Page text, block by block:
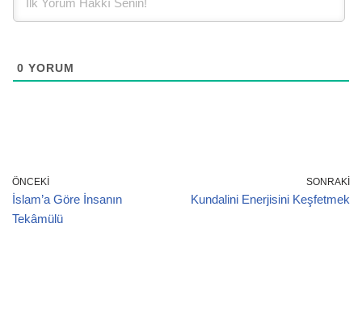
0 YORUM
ÖNCEKI
İslam’a Göre İnsanın
Tekâmülü
SONRAKI
Kundalini Enerjisini Keşfetmek